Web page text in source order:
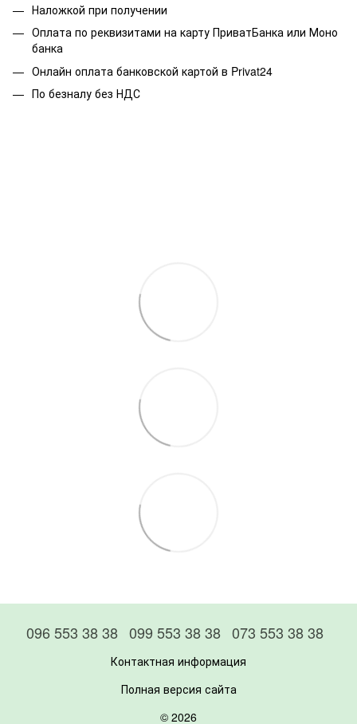
Наложкой при получении
Оплата по реквизитами на карту ПриватБанка или Моно
банка
Онлайн оплата банковской картой в Privat24
По безналу без НДС
096 553 38 38 099 553 38 38 073 553 38 38
Контактная информация
Полная версия сайта
© 2026